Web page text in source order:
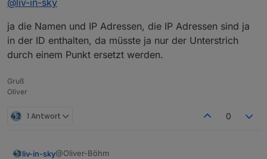
zählen und dann anlegen - was möchtest du
eigentlich anlegen - die gezählten sind ja schon
angelegt? möchtest du die namen als datenpunkte
anlegen ?
@ liv-in-sky
ja die Namen und IP Adressen, die IP Adressen sind ja
in der ID enthalten, da müsste ja nur der Unterstrich
durch einem Punkt ersetzt werden.
Gruß
Oliver
1 Antwort 0
liv-in-sky@Oliver-Böhm